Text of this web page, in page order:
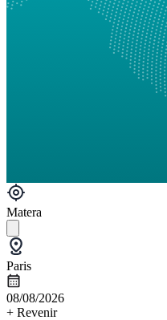
Matera
Paris
08/08/2026
+ Revenir